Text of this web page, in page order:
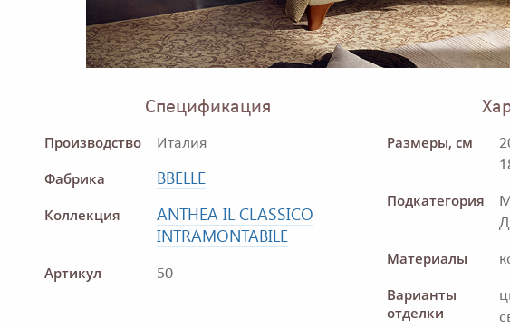
Спецификация
Производство Италия
Фабрика BBELLE
Коллекция
ANTHEA IL CLASSICO
INTRAMONTABILE
Артикул 50
Размеры, см
Подкатегория
Материалы
Варианты
отделки